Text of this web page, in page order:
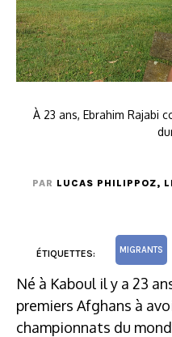
À 23 ans, Ebrahim Rajabi
PAR LUCAS PHILIPPOZ,
ÉTIQUETTES: MIGRANTS
Né à Kaboul il y a 23
premiers Afghans à
championnats du